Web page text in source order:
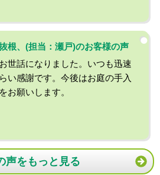
根、(担当：瀬戸)のお客様の声
世話になりました。いつも迅速
い感謝です。今後はお庭の手入
お願いします。
声をもっと見る